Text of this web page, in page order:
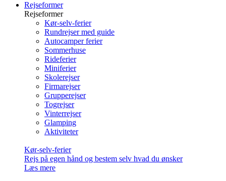
Rejseformer
Rejseformer
Kør-selv-ferier
Rundrejser med guide
Autocamper ferier
Sommerhuse
Rideferier
Miniferier
Skolerejser
Firmarejser
Grupperejser
Togrejser
Vinterrejser
Glamping
Aktiviteter
Kør-selv-ferier
Rejs på egen hånd og bestem selv hvad du ønsker
Læs mere